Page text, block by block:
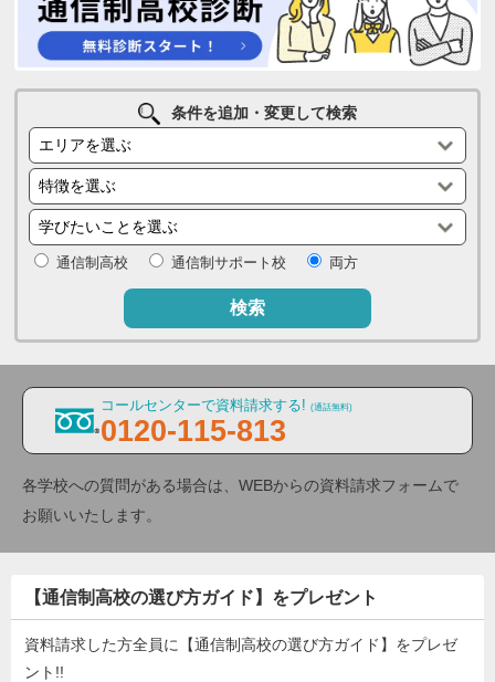
条件を追加・変更して検索
通信制高校 通信制サポート校 両方
検索
コールセンターで資料請求する! (通話無料)
0120-115-813
各学校への質問がある場合は、WEBからの資料請求フォームで
お願いいたします。
【通信制高校の選び方ガイド】をプレゼント
資料請求した方全員に【通信制高校の選び方ガイド】をプレゼ
ント!!